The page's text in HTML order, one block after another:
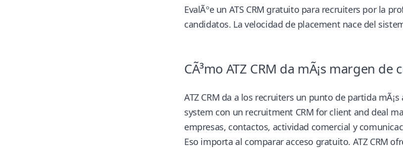
EvalÃºe un ATS CRM gratuito para recruiters por la
candidatos. La velocidad de placement nace del
CÃ³mo ATZ CRM da mÃ¡s margen
ATZ CRM da a los recruiters un punto de partida
system con un recruitment CRM for client and deal
empresas, contactos, actividad comercial y
Eso importa al comparar acceso gratuito. ATZ CRM